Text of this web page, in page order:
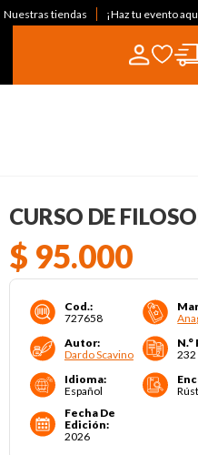
Nuestras tiendas ¡Haz tu evento
CURSO DE
$ 95.000
Cod.:
727658
Autor:
Dardo Scavino
N.°
232
Idioma:
Español
Fecha De
Edición:
2026